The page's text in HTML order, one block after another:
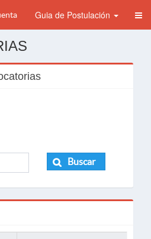
Guia de Postulación
Buscar